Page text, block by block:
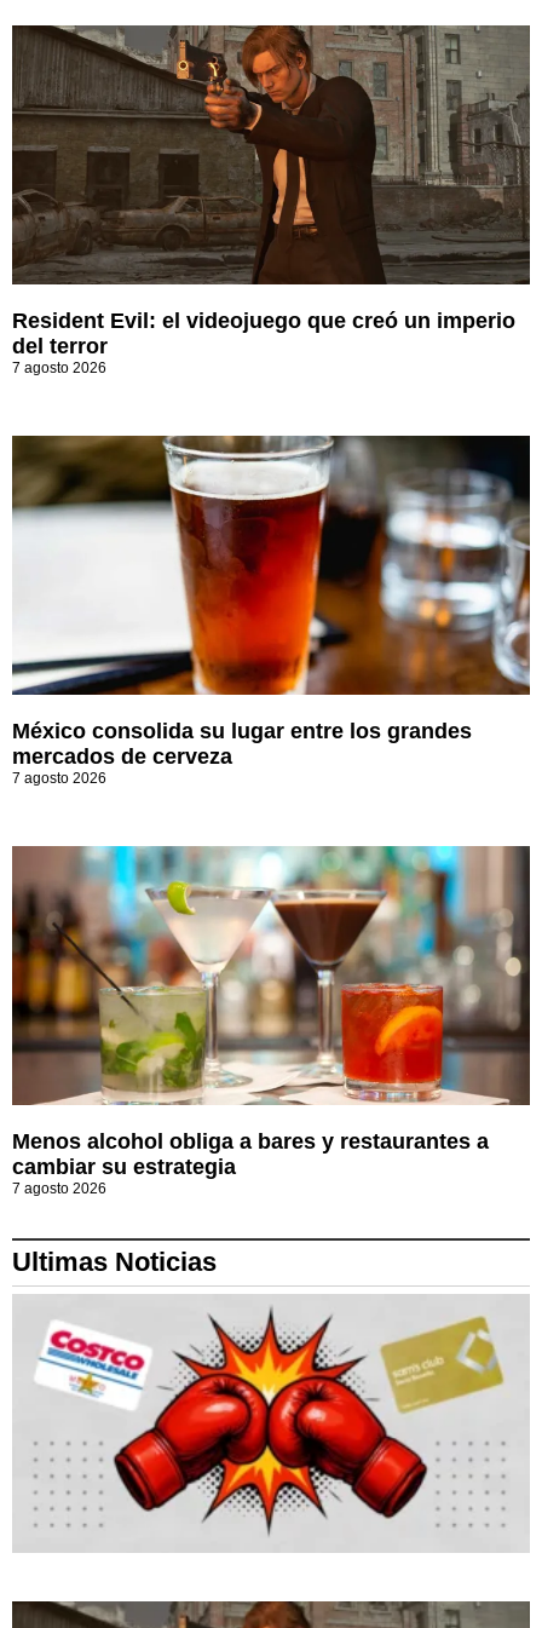
Resident Evil: el videojuego que creó un imperio
del terror
7 agosto 2026
México consolida su lugar entre los grandes
mercados de cerveza
7 agosto 2026
Menos alcohol obliga a bares y restaurantes a
cambiar su estrategia
7 agosto 2026
Ultimas Noticias